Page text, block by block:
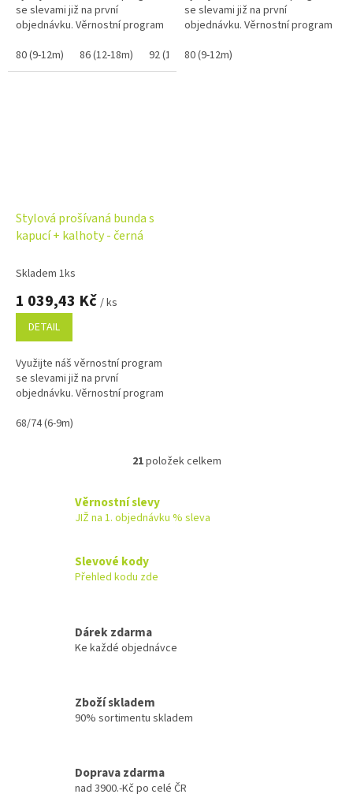
se slevami již na první
objednávku. Věrnostní program
80 (9-12m)
86 (12-18m) 92 (18-24m) 98 (2-3r)
se slevami již na první
objednávku. Věrnostní program
80 (9-12m)
Stylová prošívaná bunda s
kapucí + kalhoty - černá
Skladem 1ks
1 039,43 Kč / ks
DETAIL
Využijte náš věrnostní program
se slevami již na první
objednávku. Věrnostní program
68/74 (6-9m)
O
á
d
y
s
21položek celkem
Věrnostní slevy
JIŽ na 1. objednávku % sleva
Slevové kody
Přehled kodu zde
Dárek zdarma
Ke každé objednávce
Zboží skladem
90% sortimentu skladem
Doprava zdarma
nad 3900.-Kč po celé ČR